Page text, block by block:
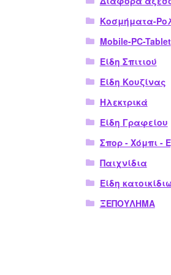
Κοσμήματα-
Mobile-PC-Tablet
Είδη Σπιτιού
Είδη Κουζίνας
Ηλεκτρικά
Είδη Γραφείου
Σπορ - Χόμπι -
Παιχνίδια
Είδη
ΞΕΠΟΥΛΗΜΑ